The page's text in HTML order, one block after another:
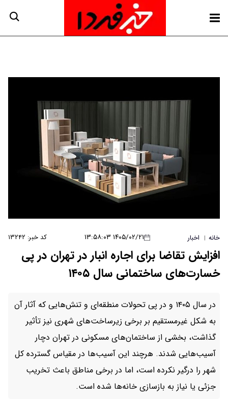
خانه | اخبار ۱۴۰۵/۰۲/۲۱ ۱۳:۵۸:۰۳ کد خبر: ۱۳۲۴۲
افزایش تقاضا برای اجاره انبار در تهران در پی
خسارت‌های ساختمانی سال ۱۴۰۵
در سال ۱۴۰۵ و در پی تحولات منطقه‌ای و تنش‌هایی که آثار آن
به شکل غیرمستقیم بر برخی زیرساخت‌های شهری نیز تأثیر
گذاشت، بخشی از ساختمان‌های مسکونی در تهران دچار
آسیب‌هایی شدند. هرچند این آسیب‌ها در مقیاس گسترده کل
شهر را درگیر نکرده است، اما در برخی مناطق باعث تخریب
جزئی یا نیاز به بازسازی خانه‌ها شده است.